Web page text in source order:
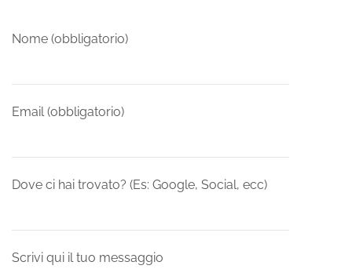
Nome (obbligatorio)
Email (obbligatorio)
Dove ci hai trovato? (Es: Google, Social, ecc)
Scrivi qui il tuo messaggio